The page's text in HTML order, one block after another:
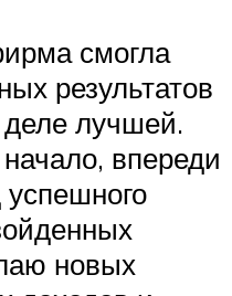
смогла
результатов
лучшей.
впереди
новых